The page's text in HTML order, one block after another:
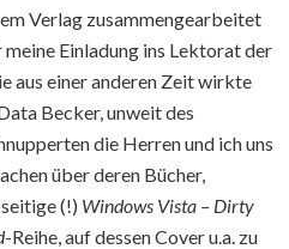
Verlag zusammengearbeitet
Einladung ins Lektorat der
aus einer anderen Zeit wirkte
Becker, unweit des
die Herren und ich uns
über deren Bücher,
(!) Windows Vista – Dirty
-Reihe, auf dessen Cover u.a. zu